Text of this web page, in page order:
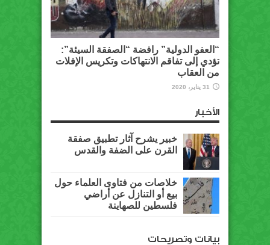
“العفو الدولية” رافضة “الصفقة السيئة”:
تؤدي إلى تفاقم الانتهاكات وتكريس الإفلات
من العقاب
31 يناير، 2020
الأخبار
خبير يشرح آثار تطبيق صفقة
القرن على الضفة والقدس
خلاصات من فتاوى العلماء حول
بيع أو التنازل عن أراضي
فلسطين للصهاينة
بيانات وتصريحات